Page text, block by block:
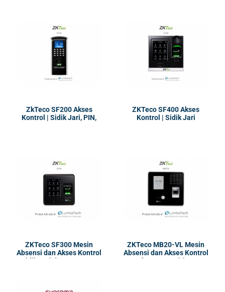
ZkTeco SF200 Akses
Kontrol | Sidik Jari, PIN,
ZKTeco SF400 Akses
Kontrol | Sidik Jari
ZKTeco SF300 Mesin
Absensi dan Akses Kontrol
| Sidik Jari dan Kartu RFID
ZKTeco MB20-VL Mesin
Absensi dan Akses Kontrol
| face recognition,